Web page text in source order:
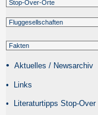
• Aktuelles / Newsarchiv
• Links
• Literaturtipps Stop-Over